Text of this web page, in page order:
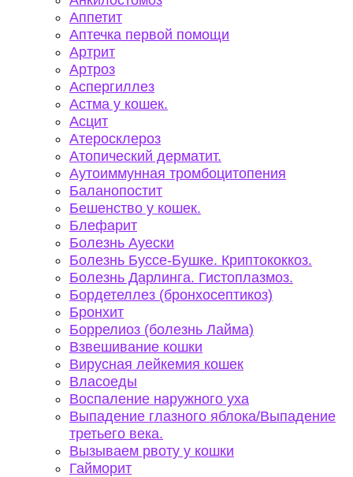
Аппетит
Аптечка первой помощи
Артрит
Артроз
Аспергиллез
Астма у кошек.
Асцит
Атеросклероз
Атопический дерматит.
Аутоиммунная тромбоцитопения
Баланопостит
Бешенство у кошек.
Блефарит
Болезнь Ауески
Болезнь Буссе-Бушке. Криптококкоз.
Болезнь Дарлинга. Гистоплазмоз.
Бордетеллез (бронхосептикоз)
Бронхит
Боррелиоз (болезнь Лайма)
Взвешивание кошки
Вирусная лейкемия кошек
Власоеды
Воспаление наружного уха
Выпадение глазного яблока/Выпадение
третьего века.
Вызываем рвоту у кошки
Гайморит